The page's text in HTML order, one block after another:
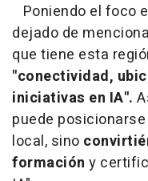
Poniendo el foco
dejado de
que tiene esta
"conectividad,
iniciativas en IA".
puede
local, sino
formación y